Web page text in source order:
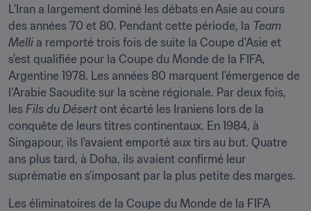
L'Iran a largement dominé les débats en Asie au cours
des années 70 et 80. Pendant cette période, la Team
Melli a remporté trois fois de suite la Coupe d'Asie et
s'est qualifiée pour la Coupe du Monde de la FIFA,
Argentine 1978. Les années 80 marquent l'émergence de
l'Arabie Saoudite sur la scène régionale. Par deux fois,
les Fils du Désert ont écarté les Iraniens lors de la
conquête de leurs titres continentaux. En 1984, à
Singapour, ils l'avaient emporté aux tirs au but. Quatre
ans plus tard, à Doha, ils avaient confirmé leur
suprématie en s'imposant par la plus petite des marges.
Les éliminatoires de la Coupe du Monde de la FIFA